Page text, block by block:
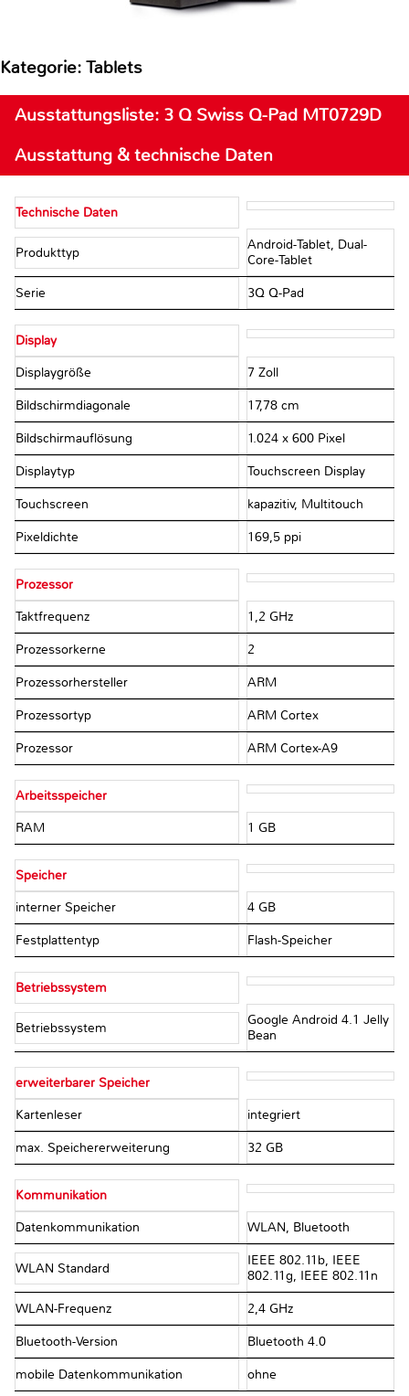
Kategorie: Tablets
Ausstattungsliste: 3 Q Swiss Q-Pad MT0729D
Ausstattung & technische Daten
Technische Daten
Produkttyp
Android-Tablet, Dual-
Core-Tablet
Serie 3Q Q-Pad
Display
Displaygröße 7 Zoll
Bildschirmdiagonale 17,78 cm
Bildschirmauflösung 1.024 x 600 Pixel
Displaytyp Touchscreen Display
Touchscreen kapazitiv, Multitouch
Pixeldichte 169,5 ppi
Prozessor
Taktfrequenz 1,2 GHz
Prozessorkerne 2
Prozessorhersteller ARM
Prozessortyp ARM Cortex
Prozessor ARM Cortex-A9
Arbeitsspeicher
RAM 1 GB
Speicher
interner Speicher 4 GB
Festplattentyp Flash-Speicher
Betriebssystem
Betriebssystem
Google Android 4.1 Jelly
Bean
erweiterbarer Speicher
Kartenleser integriert
max. Speichererweiterung 32 GB
Kommunikation
Datenkommunikation WLAN, Bluetooth
WLAN Standard
IEEE 802.11b, IEEE
802.11g, IEEE 802.11n
WLAN-Frequenz 2,4 GHz
Bluetooth-Version Bluetooth 4.0
mobile Datenkommunikation ohne